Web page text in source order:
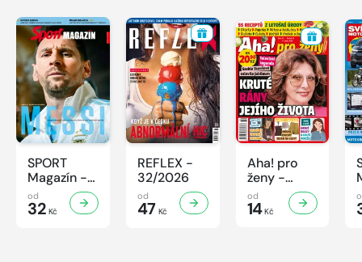
SPORT
Magazín -
32/2026
od
32 Kč
REFLEX -
32/2026
od
47 Kč
Aha! pro
ženy -
32/2026
od
14Kč